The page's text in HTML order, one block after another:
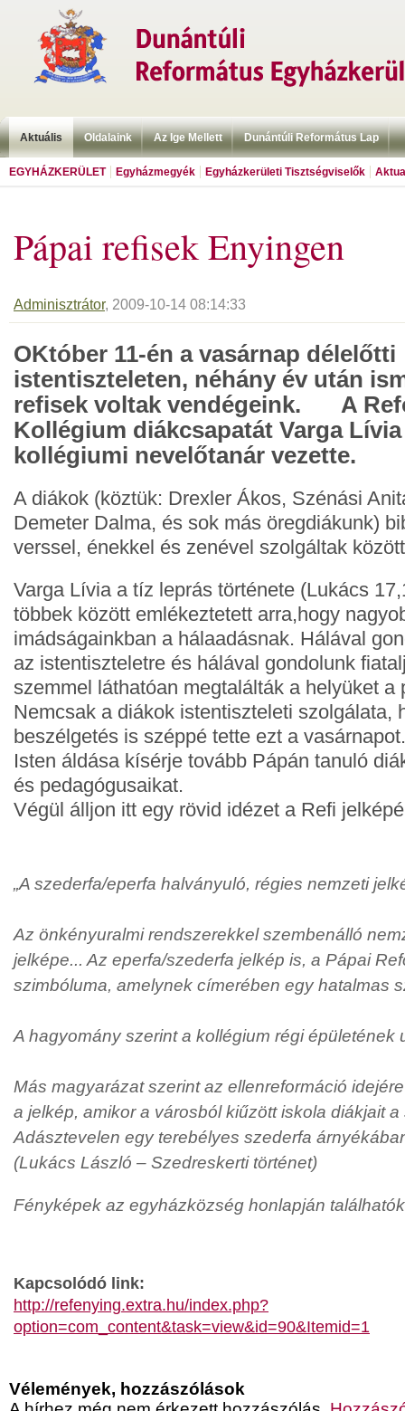
Aktuális Oldalaink Az Ige Mellett Dunántúli Református Lap
EGYHÁZKERÜLET Egyházmegyék Egyházkerületi Tisztségviselők
Pápai refisek Enyingen
Adminisztrátor, 2009-10-14 08:14:33
OKtóber 11-én a vasárnap délelőtti
istentiszteleten, néhány év után
refisek voltak vendégeink. A
Kollégium diákcsapatát Varga
kollégiumi nevelőtanár vezette.
A diákok (köztük: Drexler Ákos, Szénási
Demeter Dalma, és sok más öregdiákunk)
verssel, énekkel és zenével szolgáltak
Varga Lívia a tíz leprás története (Lukács
többek között emlékeztetett arra,hogy
imádságainkban a hálaadásnak. Hálával
az istentiszteletre és hálával gondolunk
szemmel láthatóan megtalálták a helyüket a
Nemcsak a diákok istentiszteleti szolgálata,
beszélgetés is széppé tette ezt a vasárnapot.
Isten áldása kísérje tovább Pápán tanuló
és pedagógusaikat.
Végül álljon itt egy rövid idézet a Refi
„A szederfa/eperfa halványuló, régies nemzeti
Az önkényuralmi rendszerekkel szembenálló
jelképe... Az eperfa/szederfa jelkép is, a Pápai
szimbóluma, amelynek címerében egy hatalmas
A hagyomány szerint a kollégium régi épületének
Más magyarázat szerint az ellenreformáció
a jelkép, amikor a városból kiűzött iskola diákjait
Adásztevelen egy terebélyes szederfa
(Lukács László – Szedreskerti történet)
Fényképek az egyházközség honlapján
Kapcsolódó link:
http://refenying.extra.hu/index.php?
option=com_content&task=view&id=90&Itemid=1
Vélemények, hozzászólások